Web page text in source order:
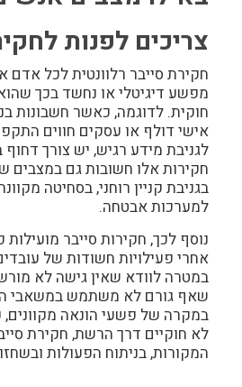
צריכים לפנות
חקירת סייבר רלוונטית לכל אדם
מפשע דיגיטלי או נחשד בכך
חוקית. לדוגמה, כאשר חשבונות
אישי דולף או עסקים חווים
לגניבת מידע רגיש, יש צורך דחוף
חקירות אלו חשובות גם
בגניבת קניין רוחני, בסחיטה
למערכות אבטחה.
נוסף לכך, חקירות סייבר
אחרי פעילויות חשודות של
במטרה לוודא שאין גישה לא
שאף גורם לא משתמש במשאבי
במקרה של פשעי הונאה
לא חוקיים דרך הרשת, חקירת
המקורות, בניתוח הפעולות